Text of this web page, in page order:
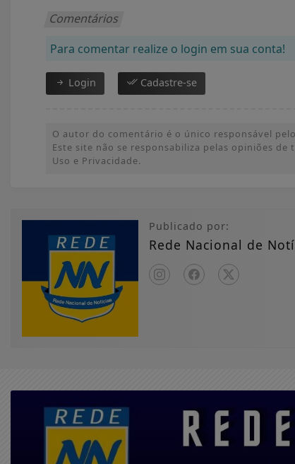
Comentários
Para comentar realize o login em sua conta!
Login Cadastre-se
O autor do comentário é o único responsável
Este site não se responsabiliza pelas opiniões
Uso e Privacidade.
Publicado por:
Rede Nacional de